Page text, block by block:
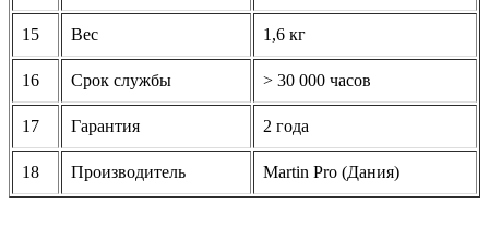
15 Вес 1,6 кг
16 Срок службы > 30 000 часов
17 Гарантия 2 года
18 Производитель Martin Pro (Дания)